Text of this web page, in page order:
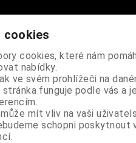
cookies
cookies, které nám
nabídky.
ve svém prohlížeči na
funguje podle vás a je
mít vliv na vaši
schopni poskytnout